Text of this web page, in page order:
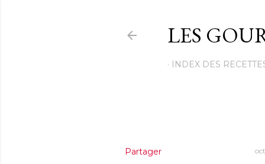
LES
INDEX DES
Partager